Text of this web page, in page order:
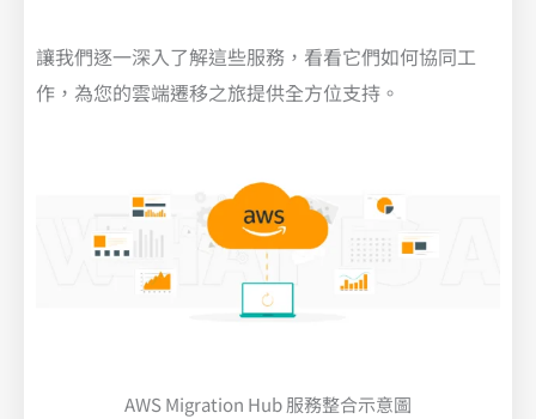
讓我們逐一深入了解這些服務，看看它們如何協同工
作，為您的雲端遷移之旅提供全方位支持。
AWS Migration Hub 服務整合示意圖